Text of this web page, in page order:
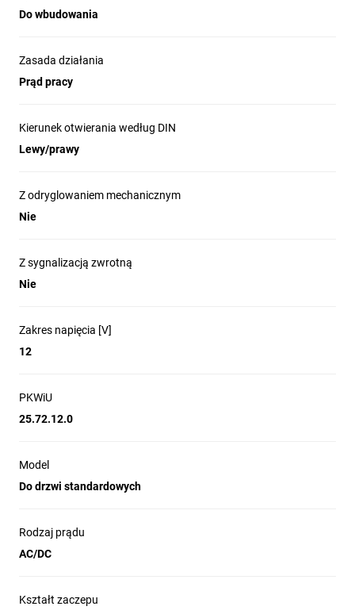
Do wbudowania
Zasada działania
Prąd pracy
Kierunek otwierania według DIN
Lewy/prawy
Z odryglowaniem mechanicznym
Nie
Z sygnalizacją zwrotną
Nie
Zakres napięcia [V]
12
PKWiU
25.72.12.0
Model
Do drzwi standardowych
Rodzaj prądu
AC/DC
Kształt zaczepu